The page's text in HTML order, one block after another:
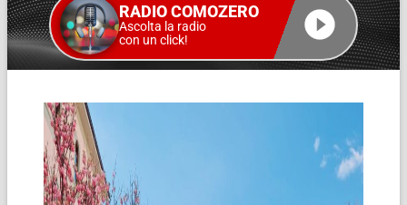
RADIO COMOZERO
Ascolta la radio
con un click!